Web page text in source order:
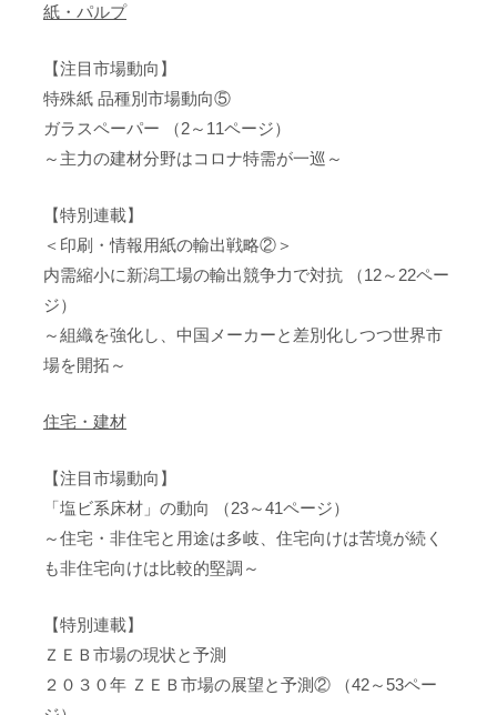
紙・パルプ
【注目市場動向】
特殊紙 品種別市場動向⑤
ガラスペーパー （2～11ページ）
～主力の建材分野はコロナ特需が一巡～
【特別連載】
＜印刷・情報用紙の輸出戦略②＞
内需縮小に新潟工場の輸出競争力で対抗 （12～22ペー
ジ）
～組織を強化し、中国メーカーと差別化しつつ世界市
場を開拓～
住宅・建材
【注目市場動向】
「塩ビ系床材」の動向 （23～41ページ）
～住宅・非住宅と用途は多岐、住宅向けは苦境が続く
も非住宅向けは比較的堅調～
【特別連載】
ＺＥＢ市場の現状と予測
２０３０年 ＺＥＢ市場の展望と予測② （42～53ペー